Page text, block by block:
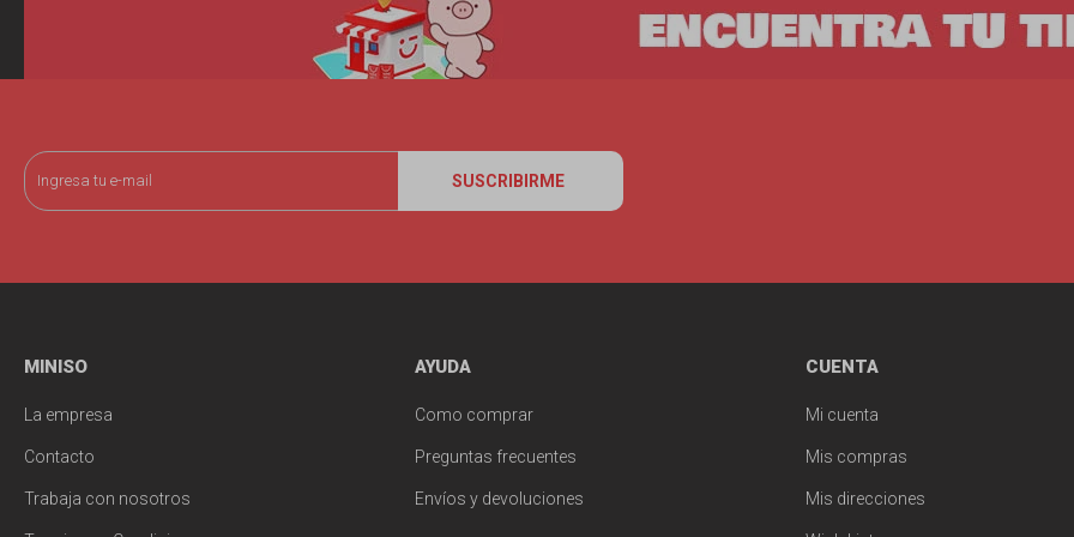
SUSCRIBIRME
MINISO
La empresa
Contacto
Trabaja con nosotros
AYUDA
Como comprar
Preguntas frecuentes
Envíos y devoluciones
CUENTA
Mi cuenta
Mis compras
Mis direcciones